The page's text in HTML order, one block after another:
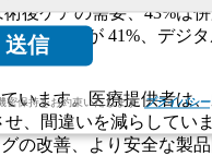
送信
密保持をお約束いたします.プライバシー
後ケアの需要、43%は
の投資が 41%、デジ
ます。医療提供者は
、間違いを減らして
改善、より安全な製